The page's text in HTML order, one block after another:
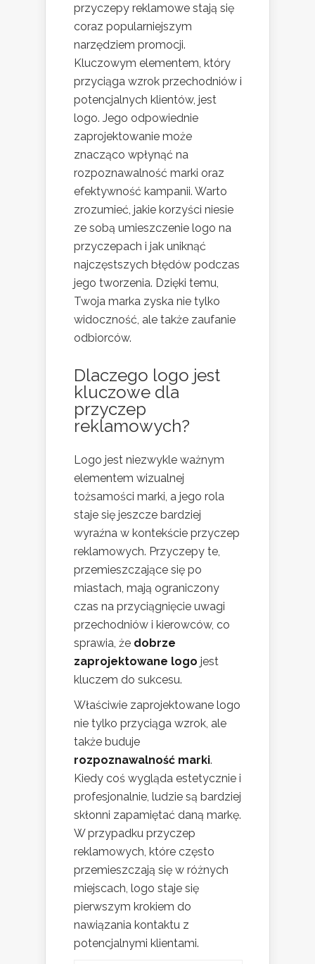
przyczepy reklamowe stają się
coraz popularniejszym
narzędziem promocji.
Kluczowym elementem, który
przyciąga wzrok przechodniów i
potencjalnych klientów, jest
logo. Jego odpowiednie
zaprojektowanie może
znacząco wpłynąć na
rozpoznawalność marki oraz
efektywność kampanii. Warto
zrozumieć, jakie korzyści niesie
ze sobą umieszczenie logo na
przyczepach i jak uniknąć
najczęstszych błędów podczas
jego tworzenia. Dzięki temu,
Twoja marka zyska nie tylko
widoczność, ale także zaufanie
odbiorców.
Dlaczego logo jest
kluczowe dla
przyczep
reklamowych?
Logo jest niezwykle ważnym
elementem wizualnej
tożsamości marki, a jego rola
staje się jeszcze bardziej
wyraźna w kontekście przyczep
reklamowych. Przyczepy te,
przemieszczające się po
miastach, mają ograniczony
czas na przyciągnięcie uwagi
przechodniów i kierowców, co
sprawia, że dobrze
zaprojektowane logo jest
kluczem do sukcesu.
Właściwie zaprojektowane logo
nie tylko przyciąga wzrok, ale
także buduje
rozpoznawalność marki.
Kiedy coś wygląda estetycznie i
profesjonalnie, ludzie są bardziej
skłonni zapamiętać daną markę.
W przypadku przyczep
reklamowych, które często
przemieszczają się w różnych
miejscach, logo staje się
pierwszym krokiem do
nawiązania kontaktu z
potencjalnymi klientami.